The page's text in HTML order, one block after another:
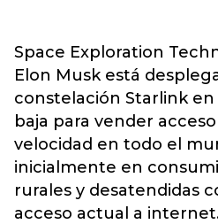
Space Exploration
Elon Musk está
constelación Starlink
baja para vender
velocidad en todo el
inicialmente en
rurales y desatendidas
acceso actual a